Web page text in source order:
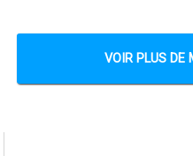
VOIR PLUS DE